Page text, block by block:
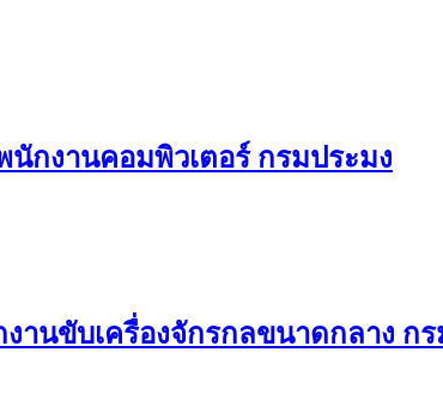
นักงานคอมพิวเตอร์ กรมประมง
านขับเครื่องจักรกลขนาดกลาง กร